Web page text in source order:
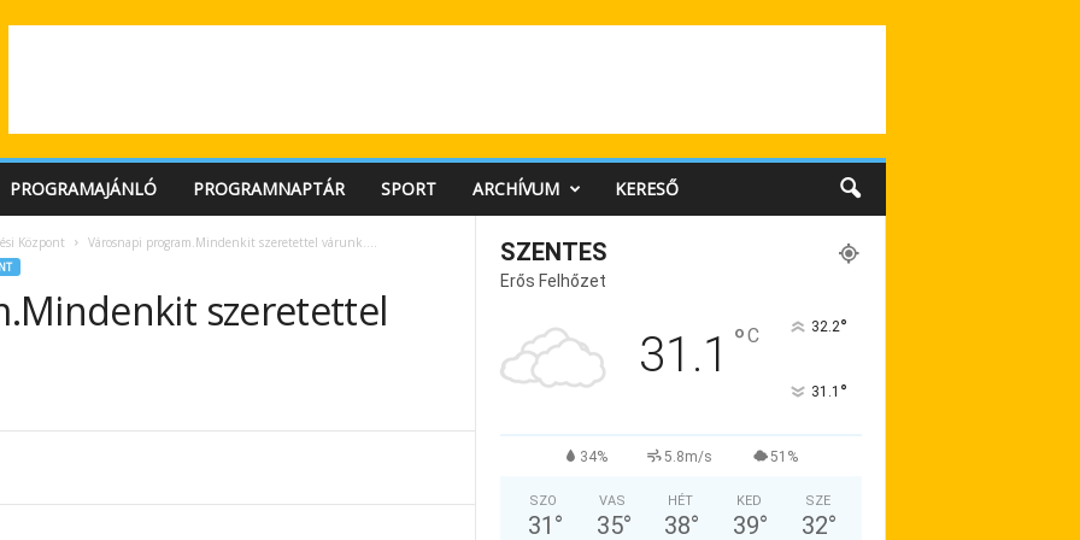
PROGRAMAJÁNLÓ PROGRAMNAPTÁR SPORT ARCHÍVUM KERESŐ
Központ Városnapi program.Mindenkit szeretettel várunk….
szeretettel
SZENTES
Erős Felhőzet
31.1 °C 32.2°
31.1 °
34% 5.8m/s 51%
SZO
31 °
VAS
35°
HÉT
38°
KED
39°
SZE
32°